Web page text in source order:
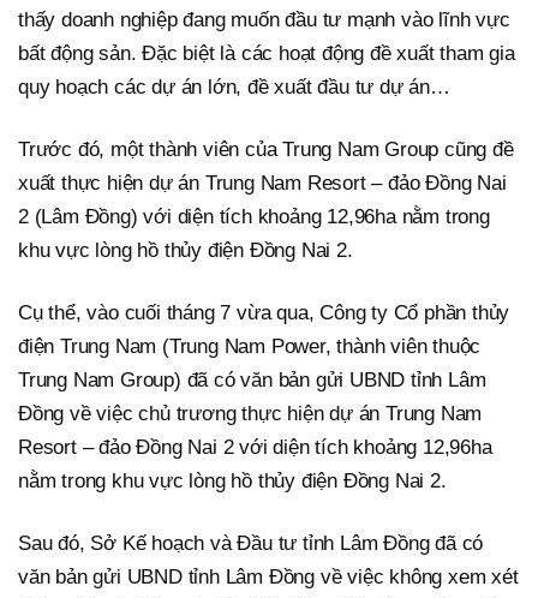
thấy doanh nghiệp đang muốn đầu tư mạnh vào lĩnh vực
bất động sản. Đặc biệt là các hoạt động đề xuất tham gia
quy hoạch các dự án lớn, đề xuất đầu tư dự án…
Trước đó, một thành viên của Trung Nam Group cũng đề
xuất thực hiện dự án Trung Nam Resort – đảo Đồng Nai
2 (Lâm Đồng) với diện tích khoảng 12,96ha nằm trong
khu vực lòng hồ thủy điện Đồng Nai 2.
Cụ thể, vào cuối tháng 7 vừa qua, Công ty Cổ phần thủy
điện Trung Nam (Trung Nam Power, thành viên thuộc
Trung Nam Group) đã có văn bản gửi UBND tỉnh Lâm
Đồng về việc chủ trương thực hiện dự án Trung Nam
Resort – đảo Đồng Nai 2 với diện tích khoảng 12,96ha
nằm trong khu vực lòng hồ thủy điện Đồng Nai 2.
Sau đó, Sở Kế hoạch và Đầu tư tỉnh Lâm Đồng đã có
văn bản gửi UBND tỉnh Lâm Đồng về việc không xem xét